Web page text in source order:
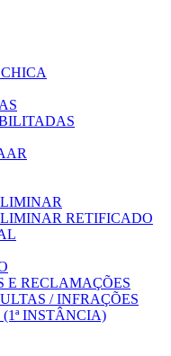
RETIFICADO
E RECLAMAÇÕES
/ INFRAÇÕES
INSTÂNCIA)